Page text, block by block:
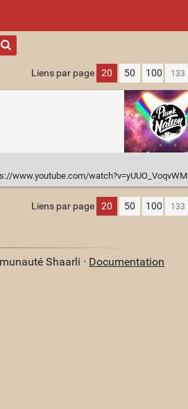
Type 1 or
more
results.
Liens par page 20 50 100
www.youtube.com/watch?v=yUUO_VoqvWM
Liens par page 20 50 100
Shaarli · Documentation